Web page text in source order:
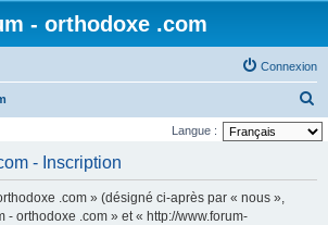
- orthodoxe .com
Connexion
e
Langue :
- Inscription
.com » (désigné ci-après par « nous »,
- orthodoxe .com » et « http://www.forum-